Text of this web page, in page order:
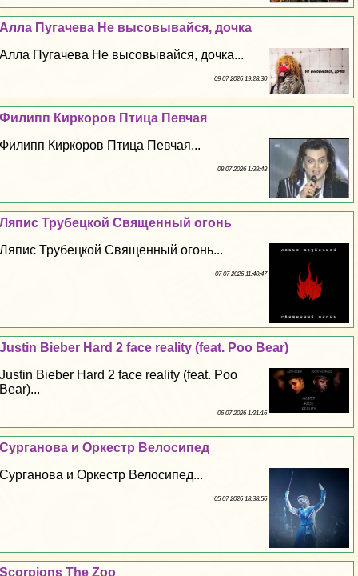
Алла Пугачева Не высовывайся, дочка
Алла Пугачева Не высовывайся, дочка...
09 07 2026 19:28:30
Филипп Киркоров Птица Певчая
Филипп Киркоров Птица Певчая...
08 07 2026 1:38:48
Ляпис Трубецкой Священный огонь
Ляпис Трубецкой Священный огонь...
07 07 2026 11:40:47
Justin Bieber Hard 2 face reality (feat. Poo Bear)
Justin Bieber Hard 2 face reality (feat. Poo
Bear)...
06 07 2026 1:21:16
Сурганова и Оркестр Велосипед
Сурганова и Оркестр Велосипед...
05 07 2026 18:38:56
Scorpions The Zoo